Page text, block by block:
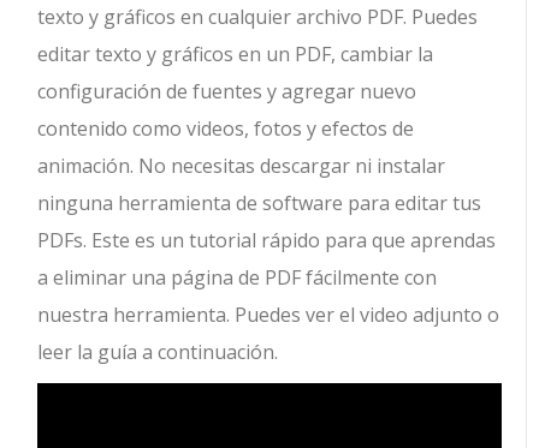
texto y gráficos en cualquier archivo PDF. Puedes
editar texto y gráficos en un PDF, cambiar la
configuración de fuentes y agregar nuevo
contenido como videos, fotos y efectos de
animación. No necesitas descargar ni instalar
ninguna herramienta de software para editar tus
PDFs. Este es un tutorial rápido para que aprendas
a eliminar una página de PDF fácilmente con
nuestra herramienta. Puedes ver el video adjunto o
leer la guía a continuación.